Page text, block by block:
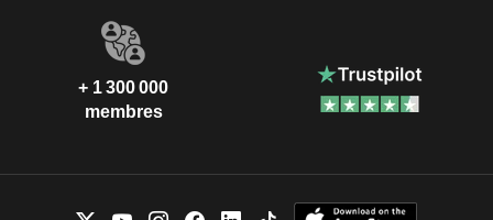
+ 1 300 000
membres